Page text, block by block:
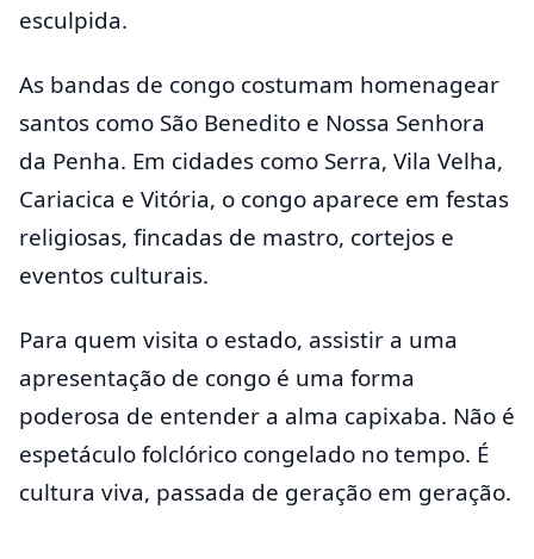
esculpida.
As bandas de congo costumam homenagear
santos como São Benedito e Nossa Senhora
da Penha. Em cidades como Serra, Vila Velha,
Cariacica e Vitória, o congo aparece em festas
religiosas, fincadas de mastro, cortejos e
eventos culturais.
Para quem visita o estado, assistir a uma
apresentação de congo é uma forma
poderosa de entender a alma capixaba. Não é
espetáculo folclórico congelado no tempo. É
cultura viva, passada de geração em geração.